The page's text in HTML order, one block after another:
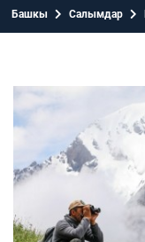
Башкы Салымдар